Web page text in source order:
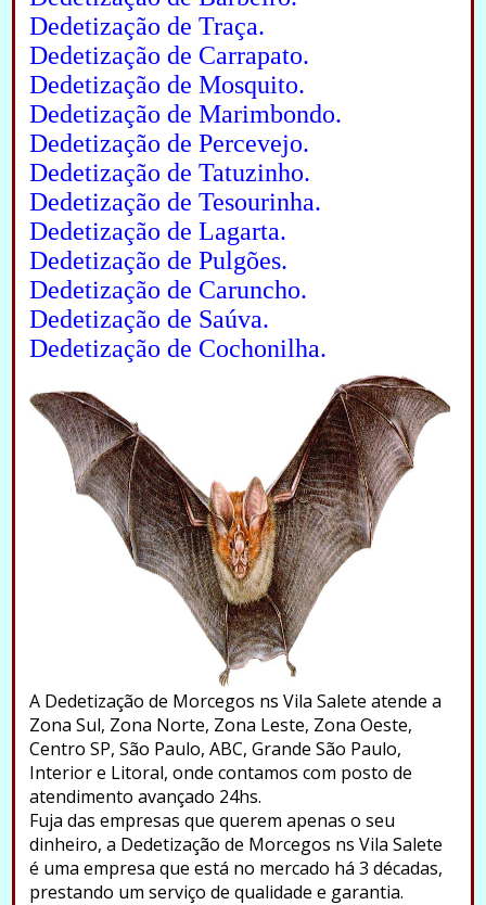
Dedetização de Traça.
Dedetização de Carrapato.
Dedetização de Mosquito.
Dedetização de Marimbondo.
Dedetização de Percevejo.
Dedetização de Tatuzinho.
Dedetização de Tesourinha.
Dedetização de Lagarta.
Dedetização de Pulgões.
Dedetização de Caruncho.
Dedetização de Saúva.
Dedetização de Cochonilha.
A Dedetização de Morcegos ns Vila Salete atende a
Zona Sul, Zona Norte, Zona Leste, Zona Oeste,
Centro SP, São Paulo, ABC, Grande São Paulo,
Interior e Litoral, onde contamos com posto de
atendimento avançado 24hs.
Fuja das empresas que querem apenas o seu
dinheiro, a Dedetização de Morcegos ns Vila Salete
é uma empresa que está no mercado há 3 décadas,
prestando um serviço de qualidade e garantia.